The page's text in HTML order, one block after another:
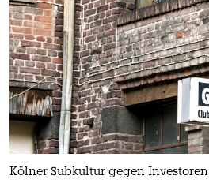
Kölner Subkultur gegen Investoren